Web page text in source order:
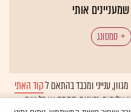
אותי
סמסונג
ענייני ומכבד בהתאם לקוד האתי
אלימות, גזענות, הסתה או כל שיח